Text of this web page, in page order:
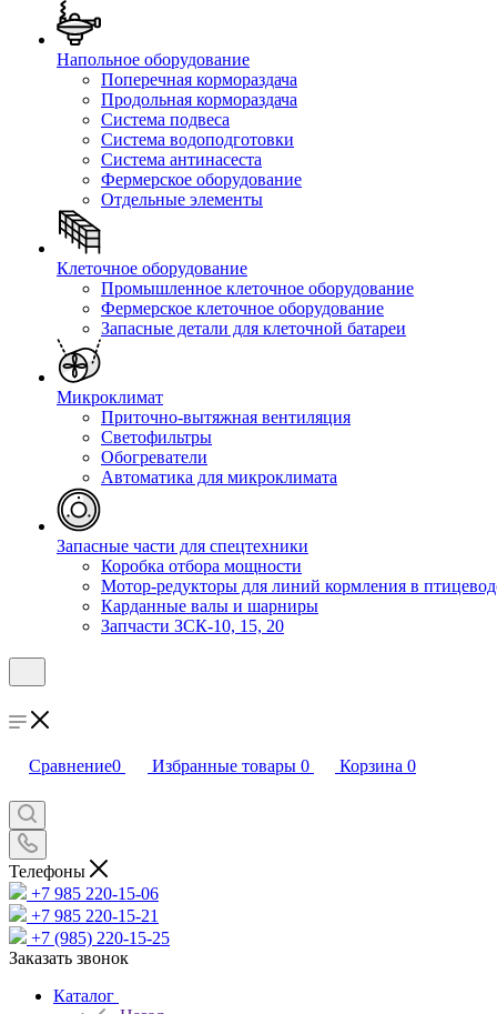
Напольное оборудование
Поперечная кормораздача
Продольная кормораздача
Система подвеса
Система водоподготовки
Система антинасеста
Фермерское оборудование
Отдельные элементы
Клеточное оборудование
Промышленное клеточное оборудование
Фермерское клеточное оборудование
Запасные детали для клеточной батареи
Микроклимат
Приточно-вытяжная вентиляция
Светофильтры
Обогреватели
Автоматика для микроклимата
Запасные части для спецтехники
Коробка отбора мощности
Мотор-редукторы для линий кормления в
Карданные валы и шарниры
Запчасти ЗСК-10, 15, 20
Сравнение0 Избранные товары 0 Корзина 0
Телефоны
+7 985 220-15-06
+7 985 220-15-21
+7 (985) 220-15-25
Заказать звонок
Каталог